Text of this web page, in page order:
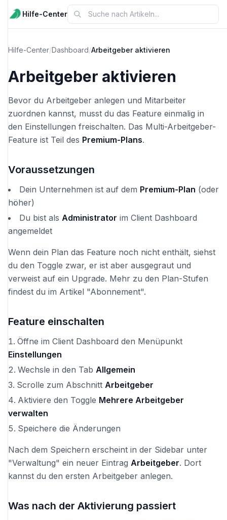
Hilfe-Center
Hilfe-Center/Dashboard/Arbeitgeber aktivieren
Arbeitgeber aktivieren
Bevor du Arbeitgeber anlegen und Mitarbeiter
zuordnen kannst, musst du das Feature einmalig in
den Einstellungen freischalten. Das Multi-Arbeitgeber-
Feature ist Teil des Premium-Plans.
Voraussetzungen
Dein Unternehmen ist auf dem Premium-Plan (oder
höher)
Du bist als Administrator im Client Dashboard
angemeldet
Wenn dein Plan das Feature noch nicht enthält, siehst
du den Toggle zwar, er ist aber ausgegraut und
verweist auf ein Upgrade. Mehr zu den Plan-Stufen
findest du im Artikel "Abonnement".
Feature einschalten
Öffne im Client Dashboard den Menüpunkt
Einstellungen
Wechsle in den Tab Allgemein
Scrolle zum Abschnitt Arbeitgeber
Aktiviere den Toggle Mehrere Arbeitgeber
verwalten
Speichere die Änderungen
Nach dem Speichern erscheint in der Sidebar unter
"Verwaltung" ein neuer Eintrag Arbeitgeber. Dort
kannst du den ersten Arbeitgeber anlegen.
Was nach der Aktivierung passiert